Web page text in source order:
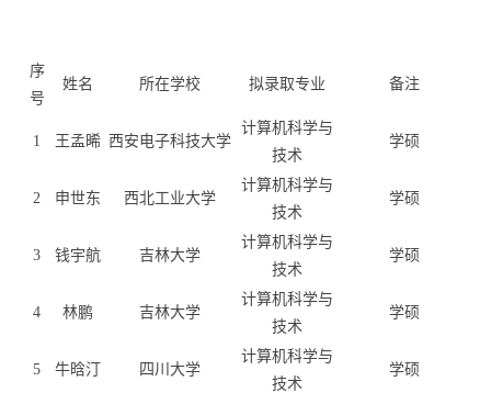
序
号
姓名 所在学校 拟录取专业 备注
1 王孟晞 西安电子科技大学
计算机科学与
技术
学硕
2 申世东 西北工业大学
计算机科学与
技术
学硕
3 钱宇航 吉林大学
计算机科学与
技术
学硕
4 林鹏 吉林大学
计算机科学与
技术
学硕
5 牛晗汀 四川大学
计算机科学与
技术
学硕